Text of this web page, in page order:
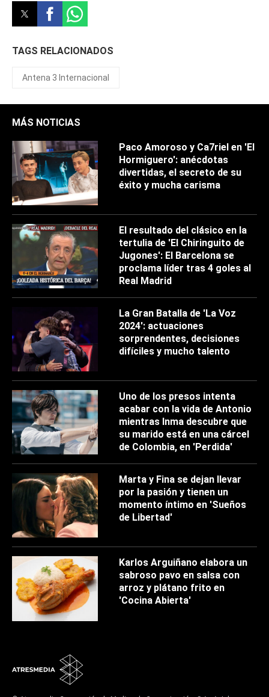
TAGS RELACIONADOS
Antena 3 Internacional
MÁS NOTICIAS
Paco Amoroso y Ca7riel en 'El
Hormiguero': anécdotas
divertidas, el secreto de su
éxito y mucha carisma
El resultado del clásico en la
tertulia de 'El Chiringuito de
Jugones': El Barcelona se
proclama líder tras 4 goles al
Real Madrid
La Gran Batalla de 'La Voz
2024': actuaciones
sorprendentes, decisiones
difíciles y mucho talento
Uno de los presos intenta
acabar con la vida de Antonio
mientras Inma descubre que
su marido está en una cárcel
de Colombia, en 'Perdida'
Marta y Fina se dejan llevar
por la pasión y tienen un
momento íntimo en 'Sueños
de Libertad'
Karlos Arguiñano elabora un
sabroso pavo en salsa con
arroz y plátano frito en
'Cocina Abierta'